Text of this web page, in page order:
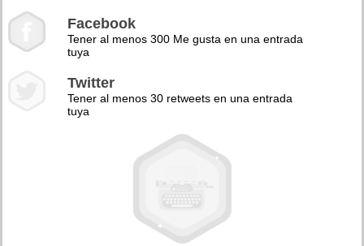
Facebook
Tener al menos 300 Me gusta en una entrada
tuya
Twitter
Tener al menos 30 retweets en una entrada
tuya